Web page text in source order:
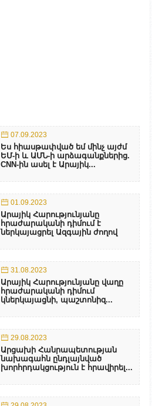
07.09.2023
Ես հիասթափված եմ մինչ այժմ
ԵՄ-ի և ԱՄՆ-ի արձագանքներից.
CNN-ին ասել է Արայիկ...
01.09.2023
Արայիկ Հարությունյանը
հրաժարականի դիմում է
ներկայացրել Ազգային ժողով
31.08.2023
Արայիկ Հարությունյանը վաղը
հրաժարականի դիմում
կներկայացնի, պաշտոնիզ...
29.08.2023
Արցախի Հանրապետության
նախագահն ընդլայնված
խորհրդակցություն է հրավիրել...